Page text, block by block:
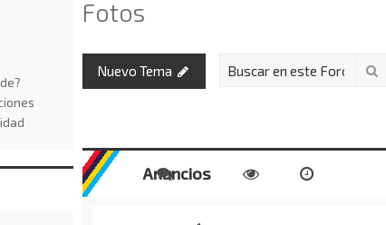
Fotos
Nuevo Tema
Anuncios